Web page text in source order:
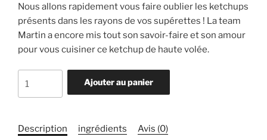
Nous allons rapidement vous faire oublier les ketchups
présents dans les rayons de vos supérettes ! La team
Martin a encore mis tout son savoir-faire et son amour
pour vous cuisiner ce ketchup de haute volée.
de
-
Ajouter au panier
Description ingrédients Avis (0)